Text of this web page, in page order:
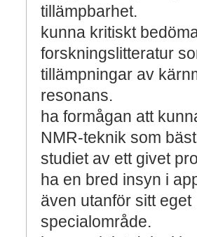
tillämpbarhet.
kunna kritiskt
forskningslitteratur
tillämpningar av
resonans.
ha formågan att
NMR-teknik som
studiet av ett givet
ha en bred insyn i
även utanför sitt eget
specialområde.